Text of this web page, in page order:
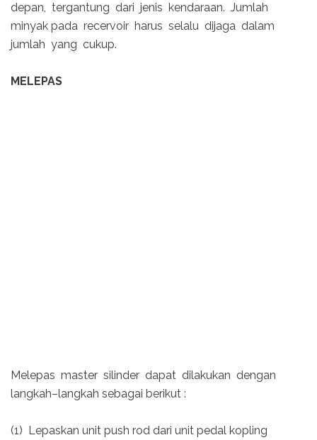
depan, tergantung dari jenis kendaraan. Jumlah
minyak pada recervoir harus selalu dijaga dalam
jumlah yang cukup.
MELEPAS
Melepas master silinder dapat dilakukan dengan
langkah–langkah sebagai berikut :
(1) Lepaskan unit push rod dari unit pedal kopling